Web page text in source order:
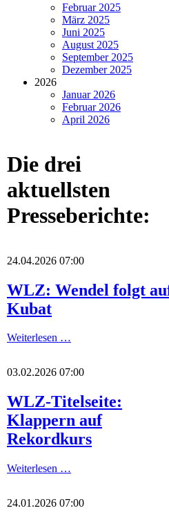
Februar 2025
März 2025
Juni 2025
August 2025
September 2025
Dezember 2025
2026
Januar 2026
Februar 2026
April 2026
Die drei
aktuellsten
Presseberichte:
24.04.2026 07:00
WLZ: Wendel folgt
Kubat
Weiterlesen …
03.02.2026 07:00
WLZ-Titelseite:
Klappern auf
Rekordkurs
Weiterlesen …
24.01.2026 07:00